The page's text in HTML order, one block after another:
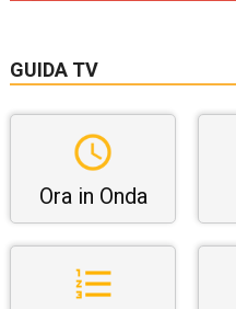
GUIDA TV
Ora in Onda